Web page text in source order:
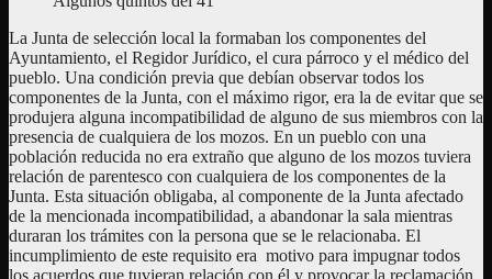
La Junta de selección local la formaban los componentes del
Ayuntamiento, el Regidor Jurídico, el cura párroco y el médico del
pueblo. Una condición previa que debían observar todos los
componentes de la Junta, con el máximo rigor, era la de evitar que se
produjera alguna incompatibilidad de alguno de sus miembros con la
presencia de cualquiera de los mozos. En un pueblo con una
población reducida no era extraño que alguno de los mozos tuviera
relación de parentesco con cualquiera de los componentes de la
Junta. Esta situación obligaba, al componente de la Junta afectado
de la mencionada incompatibilidad, a abandonar la sala mientras
duraran los trámites con la persona que se le relacionaba. El
incumplimiento de este requisito era motivo para impugnar todos